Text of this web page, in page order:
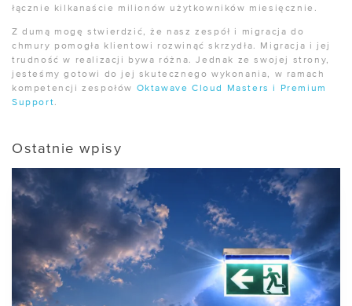
łącznie kilkanaście milionów użytkowników miesięcznie.
Z dumą mogę stwierdzić, że nasz zespół i migracja do
chmury pomogła klientowi rozwinąć skrzydła. Migracja i jej
trudność w realizacji bywa różna. Jednak ze swojej strony,
jesteśmy gotowi do jej skutecznego wykonania, w ramach
kompetencji zespołów Oktawave Cloud Masters i Premium
Support.
Ostatnie wpisy